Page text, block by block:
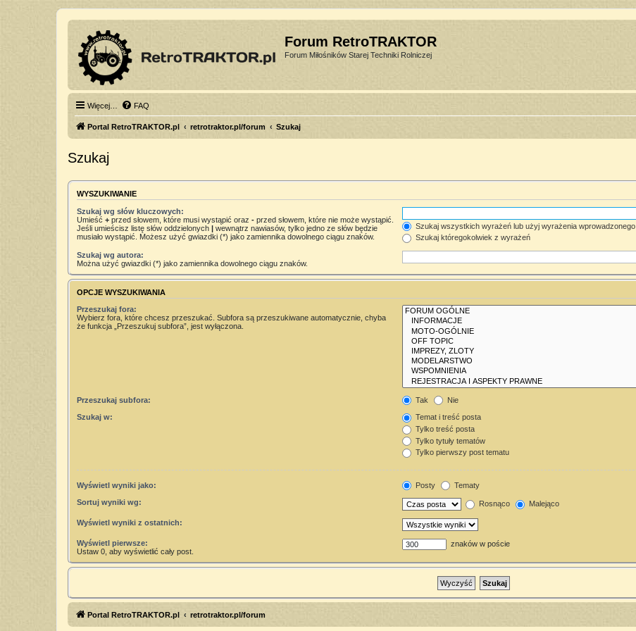
Forum RetroTRAKTOR
Forum Miłośników Starej Techniki Rolniczej
Więcej… FAQ
Portal RetroTRAKTOR.pl retrotraktor.pl/forum Szukaj
Szukaj
WYSZUKIWANIE
Szukaj wg słów kluczowych:
Umieść + przed słowem, które musi wystąpić oraz - przed słowem, które nie może wystąpić.
Jeśli umieścisz listę słów oddzielonych | wewnątrz nawiasów, tylko jedno ze słów będzie
musiało wystąpić. Możesz użyć gwiazdki (*) jako zamiennika dowolnego ciągu znaków.
Szukaj wszystkich wyrażeń lub użyj wyrażenia wprowadzonego
Szukaj któregokolwiek z wyrażeń
Szukaj wg autora:
Można użyć gwiazdki (*) jako zamiennika dowolnego ciągu znaków.
OPCJE WYSZUKIWANIA
Przeszukaj fora:
Wybierz fora, które chcesz przeszukać. Subfora są przeszukiwane automatycznie, chyba
że funkcja „Przeszukuj subfora”, jest wyłączona.
Przeszukaj subfora: Tak Nie
Szukaj w:
Temat i treść posta
Tylko treść posta
Tylko tytuły tematów
Tylko pierwszy post tematu
Wyświetl wyniki jako: Posty Tematy
Sortuj wyniki wg: Rosnąco Malejąco
Wyświetl wyniki z ostatnich:
Wyświetl pierwsze:
Ustaw 0, aby wyświetlić cały post.
znaków w poście
Portal RetroTRAKTOR.pl retrotraktor.pl/forum